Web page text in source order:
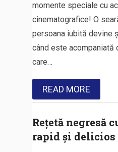
momente speciale cu
cinematografice! O
persoana iubită devine
când este acompaniată
care…
READ MORE
Rețetă negresă
rapid și delicios